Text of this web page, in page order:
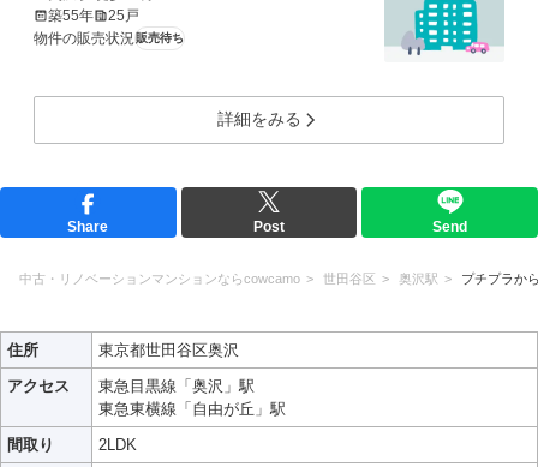
築55年
25戸
物件の販売状況 販売待ち
詳細をみる
Share Post Send
中古・リノベーションマンションならcowcamo 世田谷区 奥沢駅 プチプラか
住所
東京都世田谷区奥沢
アクセス
東急目黒線「奥沢」駅
東急東横線「自由が丘」駅
間取り
2LDK